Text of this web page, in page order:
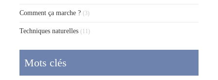
Comment ça marche ? (3)
Techniques naturelles (11)
Mots clés